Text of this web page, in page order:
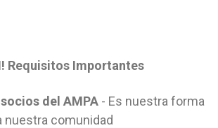
Requisitos Importantes
del AMPA - Es nuestra forma
nuestra comunidad